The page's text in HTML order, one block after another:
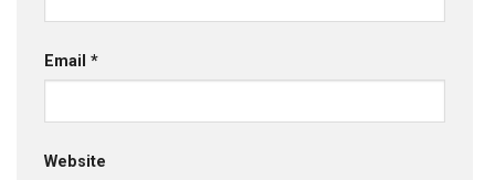
Email *
Website